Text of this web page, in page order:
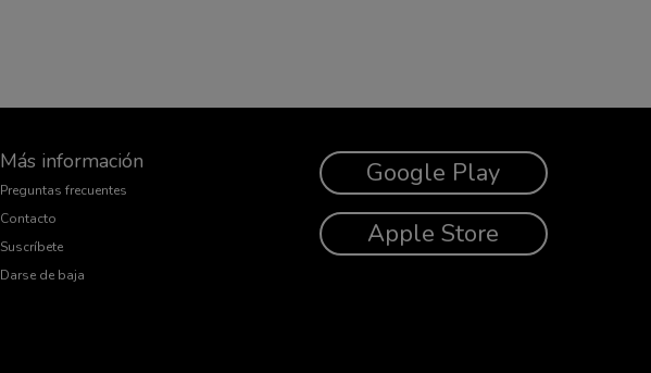
Más información
Preguntas frecuentes
Contacto
Suscríbete
Darse de baja
Google Play
Apple Store